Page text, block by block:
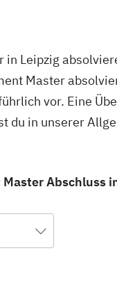
Leipzig
Master
vor. Eine
du in unserer
Abschluss